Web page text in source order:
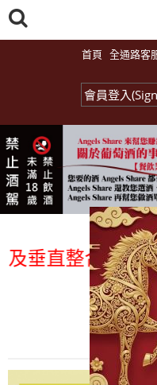
首頁 全通路客
會員登入
直整合、一次
總